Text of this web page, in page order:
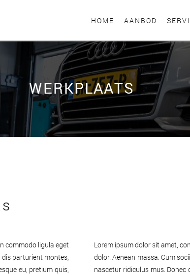
HOME AANBOD
WERKPLAATS
commodo ligula eget
parturient montes,
eu, pretium quis,
Lorem ipsum dolor sit amet,
dolor. Aenean massa. Cum
nascetur ridiculus mus. Donec